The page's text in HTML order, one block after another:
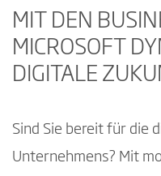
MIT DEN
MICROSOFT
DIGITALE
Sind Sie bereit für die
Unternehmens? Mit